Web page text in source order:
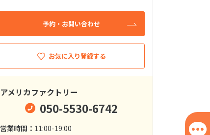
予約・お問い合わせ
お気に入り登録する
アメリカファクトリー
050-5530-6742
営業時間： 11:00-19:00